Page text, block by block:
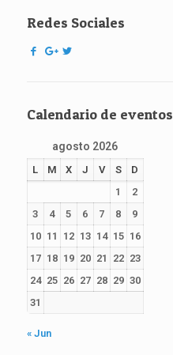
Redes Sociales
Calendario de eventos
agosto 2026
L M X J V S
D
1
2
3
4 5 6 7 8
9
10 11 12 13 14 15 16
17 18 19 20 21 22 23
24 25 26 27 28 29 30
31
« Jun